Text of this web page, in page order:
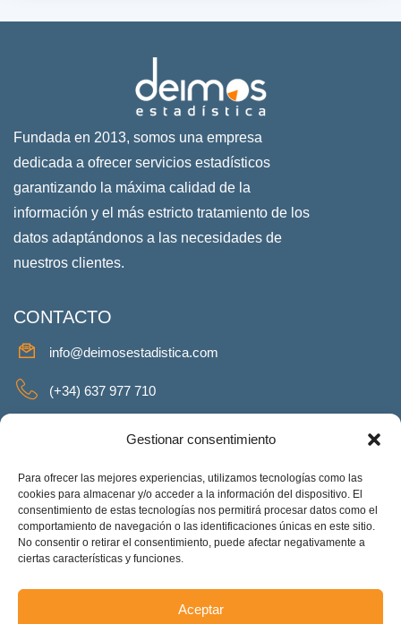
Gestionar consentimiento
Para ofrecer las mejores experiencias, utilizamos tecnologías como las
cookies para almacenar y/o acceder a la información del dispositivo. El
consentimiento de estas tecnologías nos permitirá procesar datos como el
comportamiento de navegación o las identificaciones únicas en este sitio.
No consentir o retirar el consentimiento, puede afectar negativamente a
ciertas características y funciones.
Aceptar
Fundada en 2013, somos una empresa
dedicada a ofrecer servicios estadísticos
garantizando la máxima calidad de la
información y el más estricto tratamiento de los
datos adaptándonos a las necesidades de
nuestros clientes.
CONTACTO
info@deimosestadistica.com
(+34) 637 977 710
REDES SOCIALES
Facebook Twitter